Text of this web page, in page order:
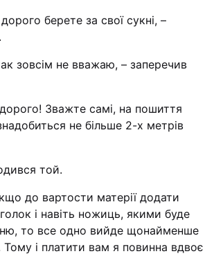
Наш покровитель
Проекти
Кулінарний гурток
Одна церква – одна
одна родина
Чемпіонат з міні-
берете за свої сукні, –
не вважаю, – заперечив
Зважте самі, на пошиття
не більше 2-х метрів
той.
вартости матерії додати
і навіть ножиць, якими буде
то все одно вийде щонайменше
і платити вам я повинна вдвоє